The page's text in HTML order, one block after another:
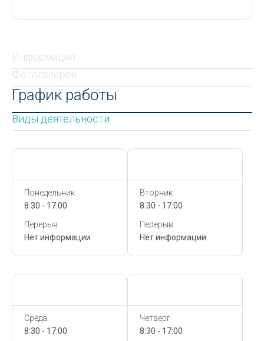
Информация
Фотогалерея
График работы
Виды деятельности
Понедельник
8:30 - 17:00
Перерыв
Нет информации
Вторник
8:30 - 17:00
Перерыв
Нет информации
Среда
8:30 - 17:00
Четверг
8:30 - 17:00